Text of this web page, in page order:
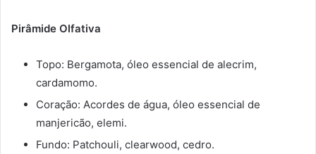
Pirâmide Olfativa
Topo: Bergamota, óleo essencial de alecrim,
cardamomo.
Coração: Acordes de água, óleo essencial de
manjericão, elemi.
Fundo: Patchouli, clearwood, cedro.